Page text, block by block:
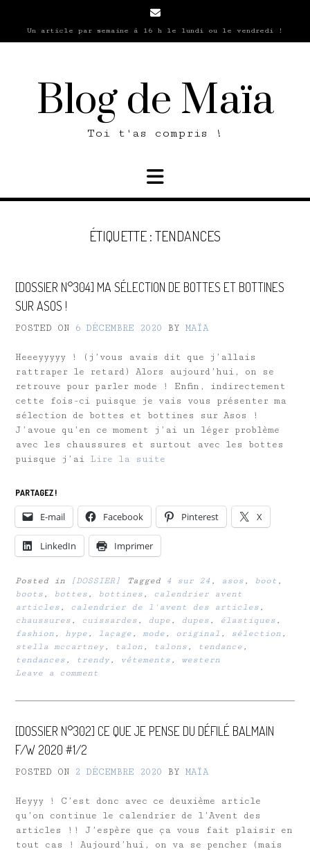
contentUn article par semaine à 16 h le lundi ou le vendredi !
Blog de Maïa
Toi t'as compris !
ÉTIQUETTE :TENDANCES
[DOSSIER N°304] MA SÉLECTION DE BOTTES ET BOTTINES
SUR ASOS !
POSTED ON 6 DÉCEMBRE 2020 BY MAÏA
Heeeyyyyy ! (j’vous avais dit que j’allais
rattraper le retard) Alors aujourd’hui, on se
retrouve pour parler mode ! Enfin, indirectement
cette fois-ci puisque je vais vous présenter ma
sélection de bottes et bottines sur Asos !
J’avoue qu’en ce moment j’ai un léger problème
avec les chaussures et surtout avec les bottes
puisque j’ai Lire la suite
PARTAGEZ !
E-mail Facebook Pinterest X
LinkedIn Imprimer
Posted in [DOSSIER] Tagged 4 sur 24 , asos , boot ,
boots , bottes , bottines ,
calendrier avent
articles , calendrier de l'avent des articles ,
chaussures , cuissardes , dupe , dupes , élastiques ,
fashion , hype , laçage , mode , original , sélection ,
stella mccartney , talon , talons , tendance ,
tendances , trendy , vêtements , western
Leave a comment
[DOSSIER N°302] CE QUE JE PENSE DU DÉFILÉ BALMAIN
F/W 2020 #1/2
POSTED ON 2 DÉCEMBRE 2020 BY MAÏA
Heyyy ! C’est donc avec ce deuxième article
qu’on continue le calendrier de l’Avent des
articles !! J’espère que ça vous fait plaisir en
tout cas ! Aujourd’hui, on va se pencher (mais